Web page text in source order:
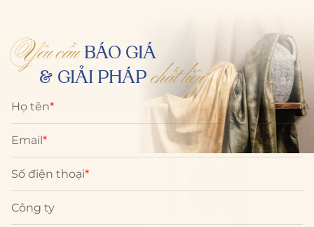
Yêu cầuBÁO GIÁ
& GIẢI PHÁPchất liệu
Họ tên*
Email *
Số điện thoại*
Công ty